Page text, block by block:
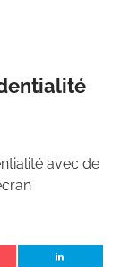
avec de